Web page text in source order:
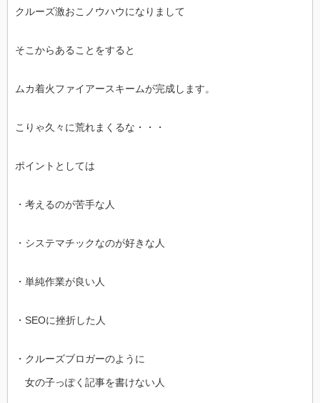
クルーズ激おこノウハウになりまして
そこからあることをすると
ムカ着火ファイアースキームが完成します。
こりゃ久々に荒れまくるな・・・
ポイントとしては
・考えるのが苦手な人
・システマチックなのが好きな人
・単純作業が良い人
・SEOに挫折した人
・クルーズブロガーのように
女の子っぽく記事を書けない人